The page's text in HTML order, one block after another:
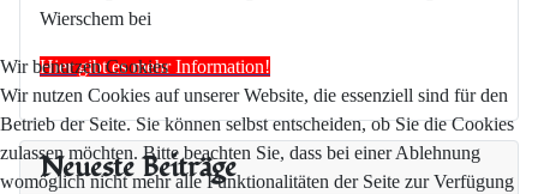
Wierschem bei
Hier gibt es mehr Information!
Neueste Beiträge
Wir benutzen Cookies
Wir nutzen Cookies auf unserer Website, die essenziell sind für den
Betrieb der Seite. Sie können selbst entscheiden, ob Sie die Cookies
zulassen möchten. Bitte beachten Sie, dass bei einer Ablehnung
womöglich nicht mehr alle Funktionalitäten der Seite zur Verfügung